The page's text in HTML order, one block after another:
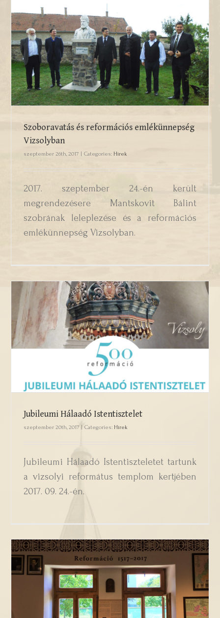
Szoboravatás és reformációs
emlékünnepség Vizsolyban
Szoboravatás és reformációs emlékünnepség
Vizsolyban
szeptember 26th, 2017 Categories: Hírek
2017. szeptember 24.-én került
megrendezésere Mantskovit Bálint
szobrának leleplezése és a reformációs
emlékünnepség Vizsolyban.
Jubileumi Hálaadó Istentisztelet
Jubileumi Hálaadó Istentisztelet
szeptember 20th, 2017 | Categories: Hírek
Jubileumi Hálaadó Istentiszteletet tartunk
a vizsolyi református templom kertjében
2017. 09. 24.-én.
Vizsolyi Biblia Látogatóközpont
(Mantskovit Bálint Nyomtatástörténeti
Múzeum)